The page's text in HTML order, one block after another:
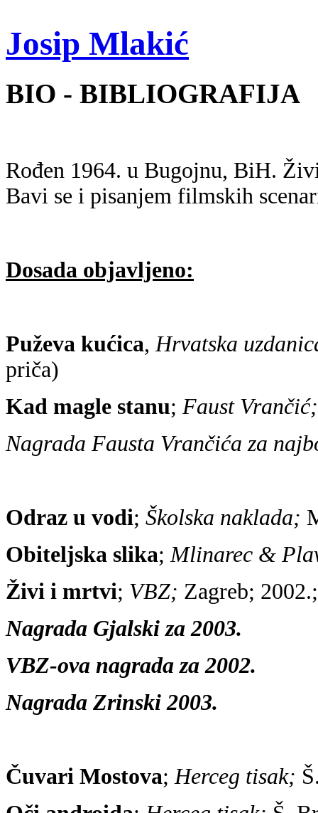
Josip Mlakić
BIO - BIBLIOGRAFIJA
Rođen 1964. u Bugojnu, BiH.
Bavi se i pisanjem filmskih
Dosada objavljeno:
Puževa kućica,Hrvatska
priča)
Kad magle stanu; Faust
Nagrada Fausta Vrančića za
Odraz u vodi; Školska naklada;
Obiteljska slika;Mlinarec &
Živi i mrtvi; VBZ; Zagreb;
Nagrada Gjalski za 2003.
VBZ-ova nagrada za 2002.
Nagrada Zrinski 2003.
Čuvari Mostova;Herceg tisak;